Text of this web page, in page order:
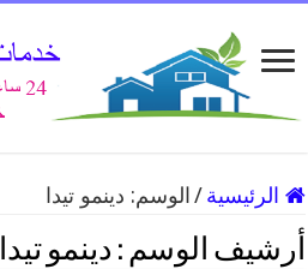
الرئيسية / الوسم: دينمو تيدا
أرشيف الوسم : دينمو تيدا